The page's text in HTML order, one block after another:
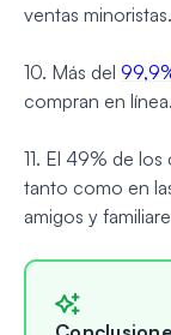
ventas
10. Más del
compran en
11. El 49% de
tanto como en
amigos y